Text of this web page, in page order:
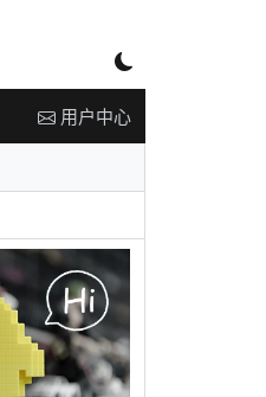
用户中心